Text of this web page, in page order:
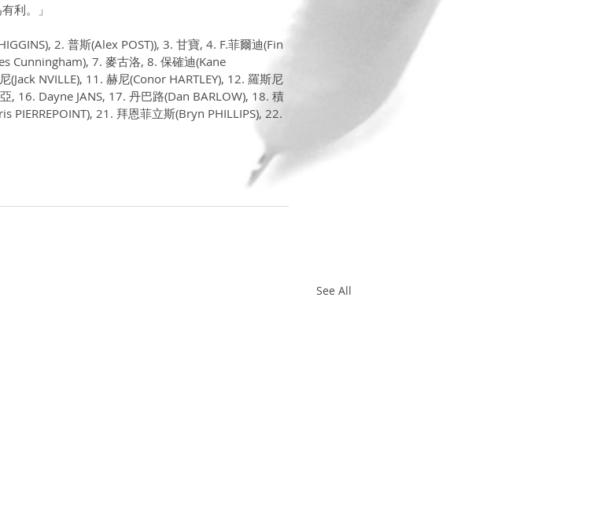
利。」
2. 普斯(Alex POST)), 3. 甘寶, 4. F.菲爾迪(Fin
Cunningham), 7. 麥古洛, 8. 保確迪(Kane
NVILLE), 11. 赫尼(Conor HARTLEY), 12. 羅斯尼
, 16. Dayne JANS, 17. 丹巴路(Dan BARLOW), 18. 積
PIERREPOINT), 21. 拜恩菲立斯(Bryn PHILLIPS), 22.
See All